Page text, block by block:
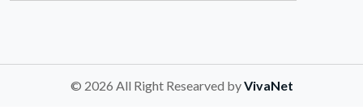
© 2026 All Right Researved byVivaNet